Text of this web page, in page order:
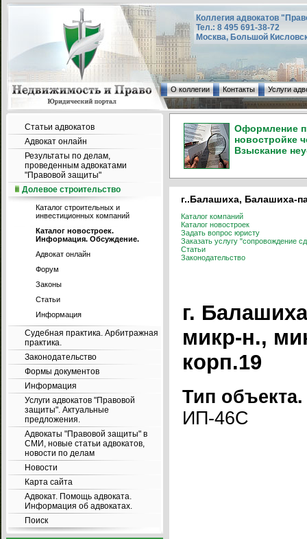
Коллегия адвокатов
Тел.: 8 495 691-38-72
Москва, Большой
О коллегии Контакты Услуги
Статьи адвокатов
Адвокат онлайн
Результаты по делам,
проведенным адвокатами
"Правовой защиты"
Долевое строительство
Каталог строительных и
инвестиционных компаний
Каталог новостроек.
Информация. Обсуждение.
Адвокат онлайн
Форум
Законы
Статьи
Информация
Судебная практика. Арбитражная
практика.
Законодательство
Формы документов
Информация
Услуги адвокатов "Правовой
защиты". Актуальные
предложения.
Адвокаты "Правовой защиты" в
СМИ, новые статьи адвокатов,
новости по делам
Новости
Карта сайта
Адвокат. Помощь адвоката.
Информация об адвокатах.
Поиск
Оформление
новостройке
Взыскание
г..Балашиха, Балашиха-
Каталог компаний
Каталог новостроек
Задать вопрос юристу
Заказать услугу "сопровождение
Статьи
Законодательство
г.
микр-н.,
корп.19
Тип объекта.
ИП-46С